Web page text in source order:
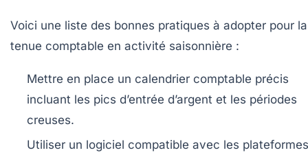
Voici une liste des bonnes pratiques à adopter pour la
tenue comptable en activité saisonnière :
Mettre en place un calendrier comptable précis
incluant les pics d’entrée d’argent et les périodes
creuses.
Utiliser un logiciel compatible avec les